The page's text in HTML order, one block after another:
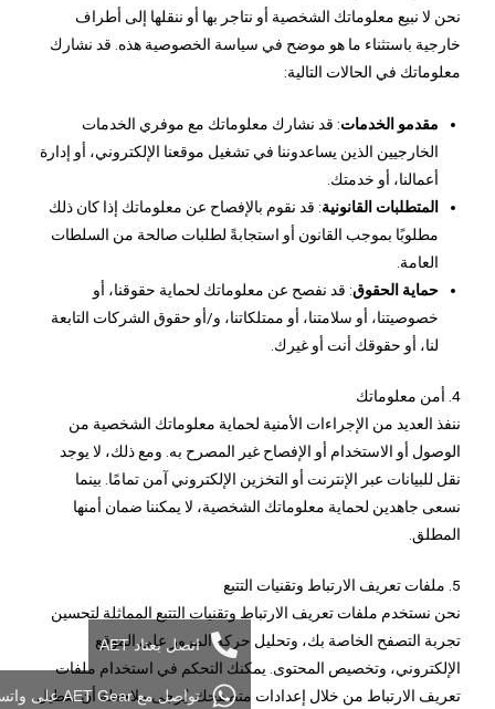
نحن لا نبيع معلوماتك الشخصية أو نتاجر بها أو ننقلها إلى أطراف
خارجية باستثناء ما هو موضح في سياسة الخصوصية هذه. قد نشارك
معلوماتك في الحالات التالية:
مقدمو الخدمات: قد نشارك معلوماتك مع موفري الخدمات
الخارجيين الذين يساعدوننا في تشغيل موقعنا الإلكتروني، أو إدارة
أعمالنا، أو خدمتك.
المتطلبات القانونية: قد نقوم بالإفصاح عن معلوماتك إذا كان ذلك
مطلوبًا بموجب القانون أو استجابةً لطلبات صالحة من السلطات
العامة.
حماية الحقوق: قد نفصح عن معلوماتك لحماية حقوقنا، أو
خصوصيتنا، أو سلامتنا، أو ممتلكاتنا، و/أو حقوق الشركات التابعة
لنا، أو حقوقك أنت أو غيرك.
4. أمن معلوماتك
ننفذ العديد من الإجراءات الأمنية لحماية معلوماتك الشخصية من
الوصول أو الاستخدام أو الإفصاح غير المصرح به. ومع ذلك، لا يوجد
نقل للبيانات عبر الإنترنت أو التخزين الإلكتروني آمن تمامًا. بينما
نسعى جاهدين لحماية معلوماتك الشخصية، لا يمكننا ضمان أمنها
المطلق.
5. ملفات تعريف الارتباط وتقنيات التتبع
نحن نستخدم ملفات تعريف الارتباط وتقنيات التتبع المماثلة لتحسين
تجربة التصفح الخاصة بك، وتحليل حركة المرور على الموقع
الإلكتروني، وتخصيص المحتوى. يمكنك التحكم في استخدام ملفات
تعريف الارتباط من خلال إعدادات متصفحك. يُرجى ملاحظة أن تعطيل
اتصل بعتاد AET
تواصل مع AET Gear على واتساب